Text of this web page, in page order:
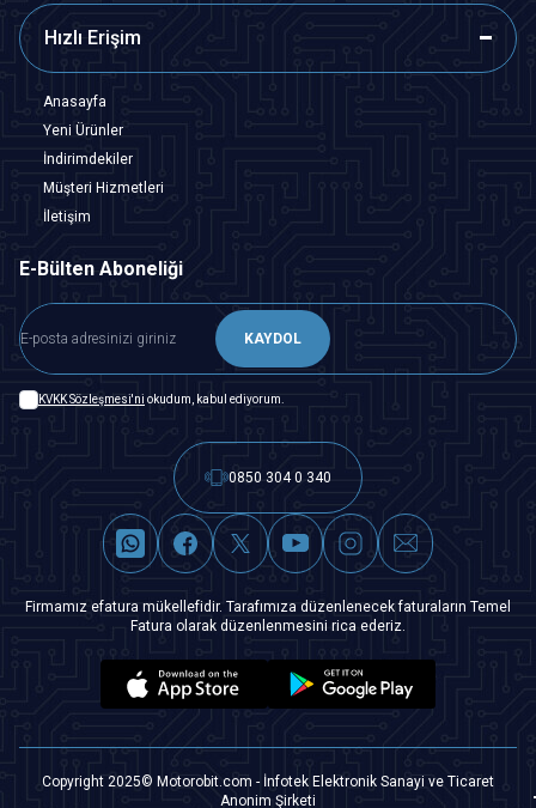
Hızlı Erişim
Anasayfa
Yeni Ürünler
İndirimdekiler
Müşteri Hizmetleri
İletişim
E-Bülten Aboneliği
KAYDOL
KVKK Sözleşmesi'ni okudum, kabul ediyorum.
0850 304 0 340
Firmamız efatura mükellefidir. Tarafımıza düzenlenecek faturaların Temel
Fatura olarak düzenlenmesini rica ederiz.
Copyright 2025© Motorobit.com - İnfotek Elektronik Sanayi ve Ticaret
Anonim Şirketi